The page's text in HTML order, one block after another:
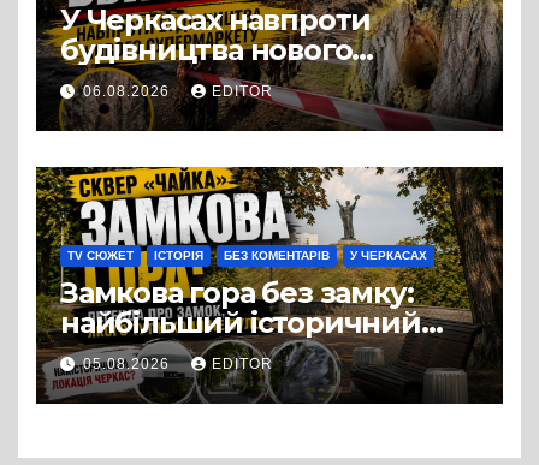
У Черкасах навпроти
будівництва нового
супермаркету VARUS на
проспекті Перемоги всохли
дерева. І це навряд чи
можна назвати
випадковістю
06.08.2026 EDITOR
TV СЮЖЕТ ІСТОРІЯ БЕЗ КОМЕНТАРІВ У ЧЕРКАСАХ
Замкова гора без замку:
найбільший історичний
міф Черкас
05.08.2026 EDITOR